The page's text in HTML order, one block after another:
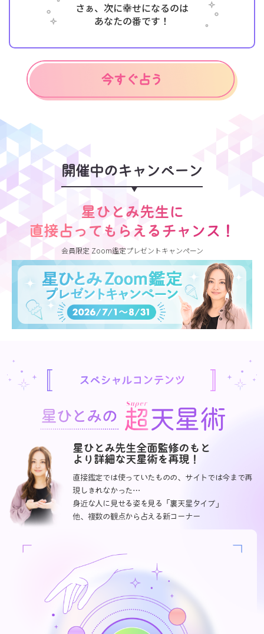
さぁ、次に幸せになるのは
あなたの番です！
開催中のキャンペーン
星ひとみ先生に
直接占ってもらえるチャンス！
会員限定 Zoom鑑定プレゼントキャンペーン
スペシャルコンテンツ
星ひとみ先生全面監修のもと
より詳細な天星術を再現！
直接鑑定では使っていたものの、サイトでは今まで再
現しきれなかった…
身近な人に見せる姿を見る「裏天星タイプ」
他、複数の観点から占える新コーナー